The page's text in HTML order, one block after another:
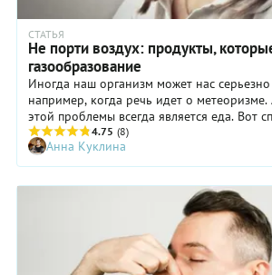
СТАТЬЯ
Не порти воздух: продукты,
газообразование
Иногда наш организм может нас
например, когда речь идет о
этой проблемы всегда является еда. Вот
которые не стоит употреблять, если
вечеринка или, чего доброго, свидание.
4.75 (8)
Анна Куклина